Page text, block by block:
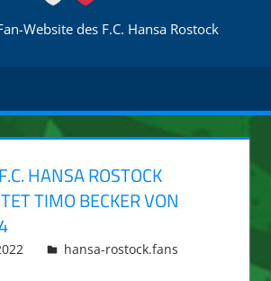
Website des F.C. Hansa Rostock
HANSA ROSTOCK
TIMO BECKER VON
integromat
hansa-rostock.fans